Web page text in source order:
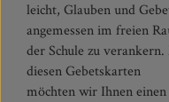
leicht, Glauben und
angemessen im freien
der Schule zu
diesen Gebetskarten
möchten wir Ihnen einen
kommen Fragen auf:
entsteht überhaupt
Polarlicht? Wann kann
es sehen? In dem 8-seitigen
Lehrer-Begleitheft finden Sie